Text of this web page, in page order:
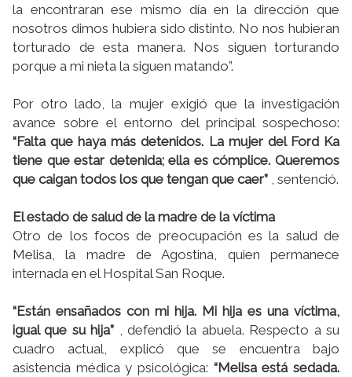
la encontraran ese mismo día en la dirección que
nosotros dimos hubiera sido distinto. No nos hubieran
torturado de esta manera. Nos siguen torturando
porque a mi nieta la siguen matando”.
Por otro lado, la mujer exigió que la investigación
avance sobre el entorno del principal sospechoso:
“Falta que haya más detenidos. La mujer del Ford Ka
tiene que estar detenida; ella es cómplice. Queremos
que caigan todos los que tengan que caer” , sentenció.
El estado de salud de la madre de la víctima
Otro de los focos de preocupación es la salud de
Melisa, la madre de Agostina, quien permanece
internada en el Hospital San Roque.
“Están ensañados con mi hija. Mi hija es una víctima,
igual que su hija” , defendió la abuela. Respecto a su
cuadro actual, explicó que se encuentra bajo
asistencia médica y psicológica: “Melisa está sedada.